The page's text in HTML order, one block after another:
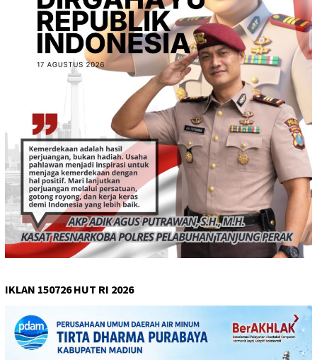
IKLAN 150726 HUT RI 2026